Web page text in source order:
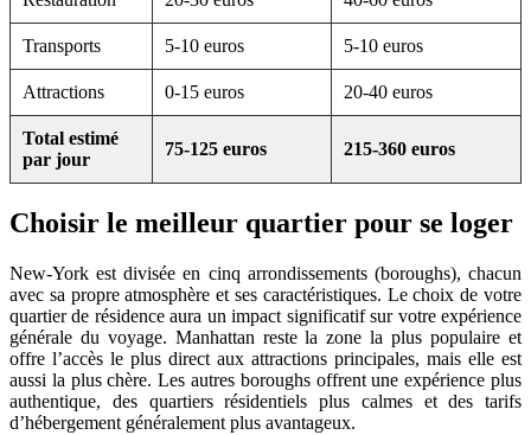
Transports 5-10 euros 5-10 euros
Attractions 0-15 euros 20-40 euros
Total estimé
par jour
75-125 euros 215-360 euros
Choisir le meilleur quartier pour se loger
New-York est divisée en cinq arrondissements (boroughs), chacun
avec sa propre atmosphère et ses caractéristiques. Le choix de votre
quartier de résidence aura un impact significatif sur votre expérience
générale du voyage. Manhattan reste la zone la plus populaire et
offre l’accès le plus direct aux attractions principales, mais elle est
aussi la plus chère. Les autres boroughs offrent une expérience plus
authentique, des quartiers résidentiels plus calmes et des tarifs
d’hébergement généralement plus avantageux.